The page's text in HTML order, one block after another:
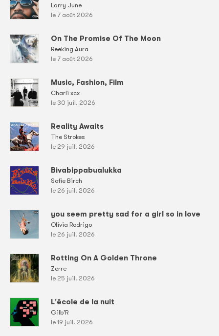
Larry June
le 7 août 2026
On The Promise Of The Moon
Reeking Aura
le 7 août 2026
Music, Fashion, Film
Charli xcx
le 30 juil. 2026
Reality Awaits
The Strokes
le 29 juil. 2026
Bivabippabualukka
Sofie Birch
le 26 juil. 2026
you seem pretty sad for a girl so in love
Olivia Rodrigo
le 26 juil. 2026
Rotting On A Golden Throne
Zerre
le 25 juil. 2026
L'école de la nuit
Gilb'R
le 19 juil. 2026